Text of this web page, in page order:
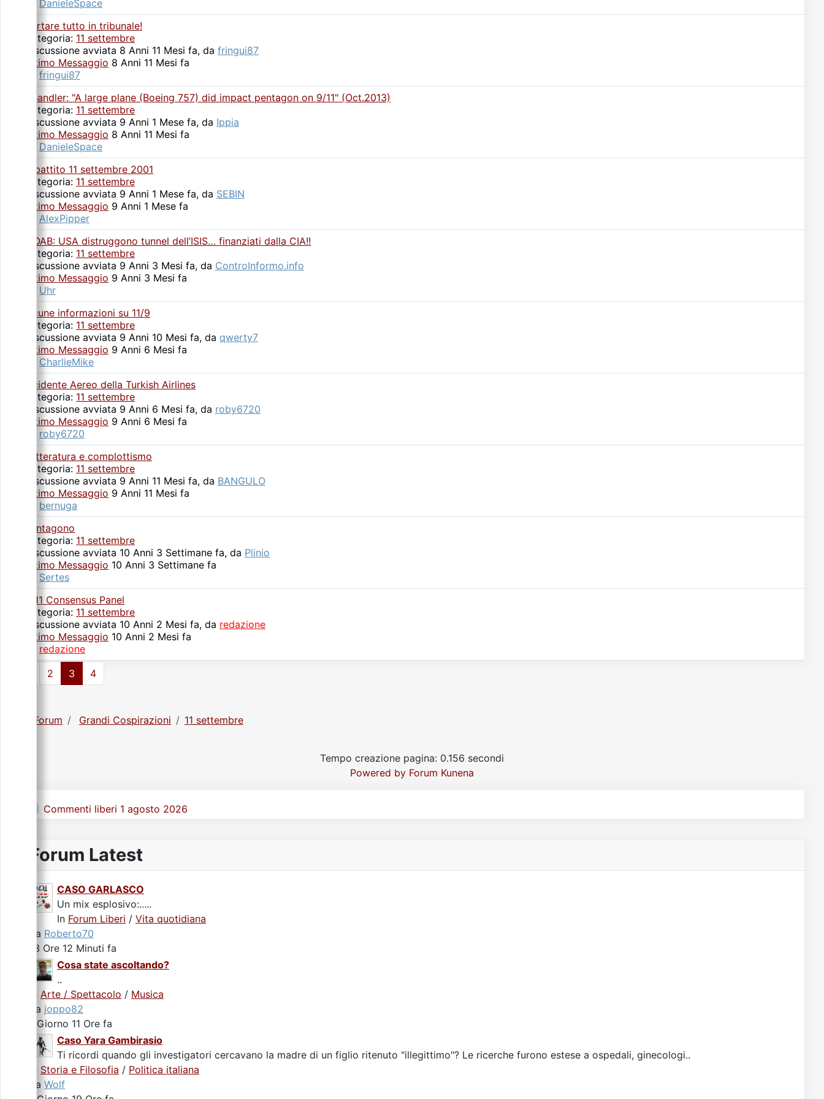
DanieleSpace
Portare tutto in tribunale!
Categoria: 11 settembre
Discussione avviata 8 Anni 11 Mesi fa, da fringui87
Ultimo Messaggio 8 Anni 11 Mesi fa
fringui87
Chandler: "A large plane (Boeing 757) did impact pentagon on 9/11" (Oct.2013)
Categoria: 11 settembre
Discussione avviata 9 Anni 1 Mese fa, da Ippia
Ultimo Messaggio 8 Anni 11 Mesi fa
DanieleSpace
Dibattito 11 settembre 2001
Categoria: 11 settembre
Discussione avviata 9 Anni 1 Mese fa, da SEBIN
Ultimo Messaggio 9 Anni 1 Mese fa
AlexPipper
MOAB: USA distruggono tunnel dell’ISIS… finanziati dalla CIA!!
Categoria: 11 settembre
Discussione avviata 9 Anni 3 Mesi fa, da ControInformo.info
Ultimo Messaggio 9 Anni 3 Mesi fa
Uhr
alcune informazioni su 11/9
Categoria: 11 settembre
Discussione avviata 9 Anni 10 Mesi fa, da qwerty7
Ultimo Messaggio 9 Anni 6 Mesi fa
CharlieMike
Incidente Aereo della Turkish Airlines
Categoria: 11 settembre
Discussione avviata 9 Anni 6 Mesi fa, da roby6720
Ultimo Messaggio 9 Anni 6 Mesi fa
roby6720
Letteratura e complottismo
Categoria: 11 settembre
Discussione avviata 9 Anni 11 Mesi fa, da BANGULO
Ultimo Messaggio 9 Anni 11 Mesi fa
bernuga
Pentagono
Categoria: 11 settembre
Discussione avviata 10 Anni 3 Settimane fa, da Plinio
Ultimo Messaggio 10 Anni 3 Settimane fa
Sertes
9/11 Consensus Panel
Categoria: 11 settembre
Discussione avviata 10 Anni 2 Mesi fa, da redazione
Ultimo Messaggio 10 Anni 2 Mesi fa
redazione
2 3 4
Forum Grandi Cospirazioni 11 settembre
Tempo creazione pagina: 0.156 secondi
Powered by Forum Kunena
Commenti liberi 1 agosto 2026
Forum Latest
CASO GARLASCO
Un mix esplosivo:.....
In Forum Liberi / Vita quotidiana
da Roberto70
13 Ore 12 Minuti fa
Cosa state ascoltando?
..
Arte / Spettacolo / Musica
da joppo82
1 Giorno 11 Ore fa
Caso Yara Gambirasio
Ti ricordi quando gli investigatori cercavano la madre di un figlio ritenuto "illegittimo"? Le ricerche furono estese a ospedali, ginecologi..
Storia e Filosofia / Politica italiana
da Wolf